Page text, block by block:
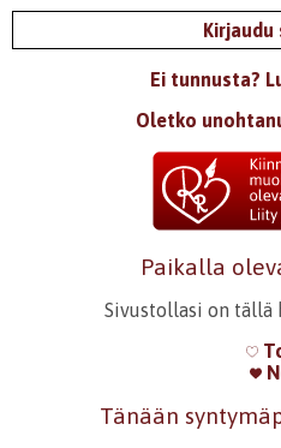
Kirjaudu
Ei tunnusta?
Oletko
Paikalla
Sivustollasi on tällä
Tänään